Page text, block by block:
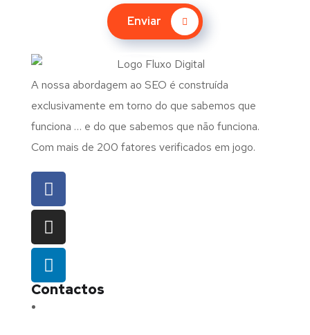
Enviar
A nossa abordagem ao SEO é construída
exclusivamente em torno do que sabemos que
funciona … e do que sabemos que não funciona.
Com mais de 200 fatores verificados em jogo.
Contactos